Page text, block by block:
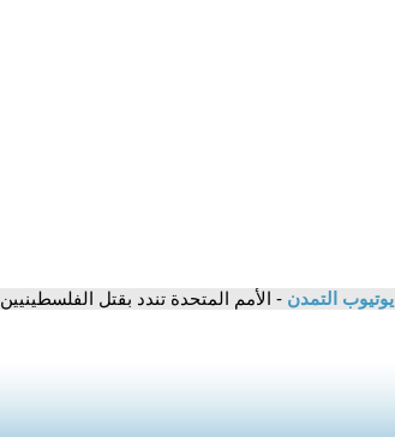
يوتيوب التمدن - الأمم المتحدة تندد بقتل